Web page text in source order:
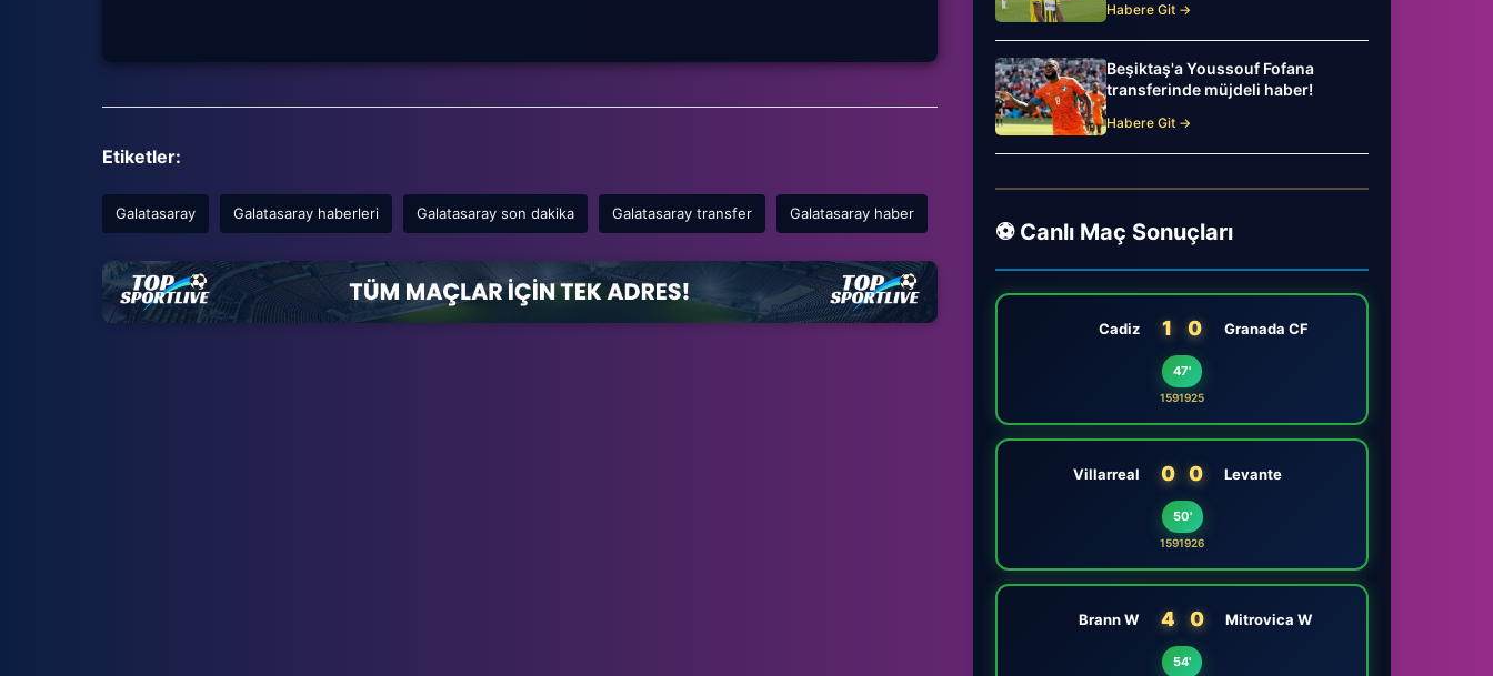
Etiketler:
Galatasaray Galatasaray haberleri Galatasaray son dakika Galatasaray transfer Galatasaray haber
Habere Git →
Beşiktaş'a Youssouf Fofana
transferinde müjdeli haber!
Habere Git →
⚽ Canlı Maç Sonuçları
Cadiz 1 0 Granada CF
47'
1591925
Villarreal 0 0 Levante
50'
1591926
Brann W 4 0 Mitrovica W
54'